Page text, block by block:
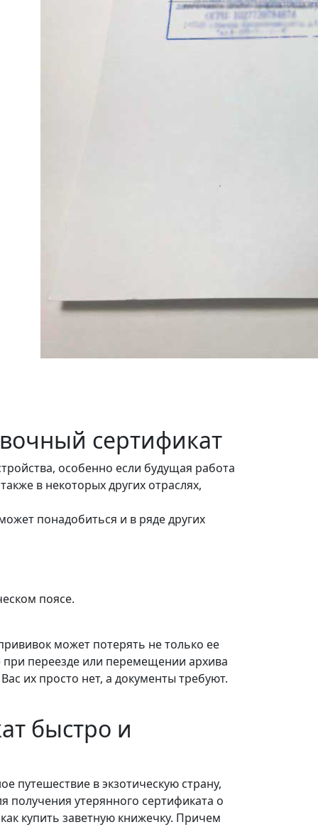
сертификат
особенно если будущая работа
в некоторых других отраслях,
понадобиться и в ряде других
поясе.
может потерять не только ее
переезде или перемещении архива
их просто нет, а документы требуют.
быстро и
путешествие в экзотическую страну,
получения утерянного сертификата о
купить заветную книжечку. Причем